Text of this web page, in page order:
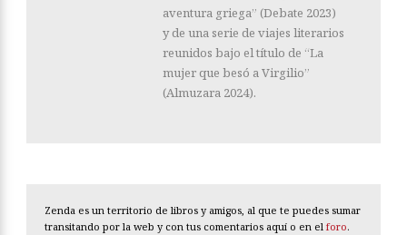
aventura griega” (Debate 2023)
y de una serie de viajes literarios
reunidos bajo el título de “La
mujer que besó a Virgilio”
(Almuzara 2024).
Zenda es un territorio de libros y amigos, al que te puedes sumar
transitando por la web y con tus comentarios aquí o en el foro.